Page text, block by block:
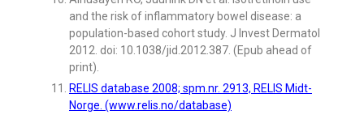
and the risk of inflammatory bowel disease: a
population-based cohort study. J Invest Dermatol
2012. doi: 10.1038/jid.2012.387. (Epub ahead of
print).
RELIS database 2008; spm.nr. 2913, RELIS Midt-
Norge. (www.relis.no/database)